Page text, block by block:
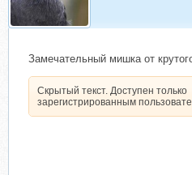
Замечательный мишка от
Скрытый текст. Доступен только
зарегистрированным